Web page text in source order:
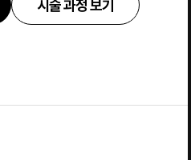
시술 과정 보기